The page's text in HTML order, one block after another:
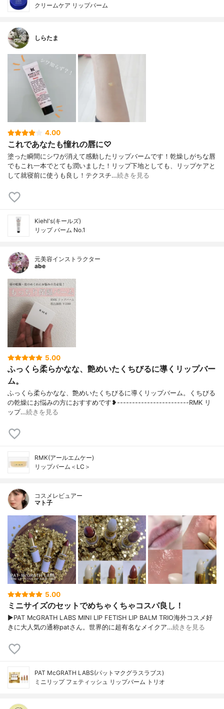
クリームケア リップバーム
しらたま
4.00
これであなたも憧れの唇に♡
塗った瞬間にシワが消えて感動したリップバームです！乾燥しがちな唇
でもこれ一本でとても潤いました！リップ下地としても、リップケアと
して就寝前に使うも良し！テクスチ…続きを見る
Kiehl's(キールズ)
リップ バーム No.1
元美容インストラクター
abe
5.00
ふっくら柔らかなな、艶めいたくちびるに導くリップバー
ム。
ふっくら柔らかなな、艶めいたくちびるに導くリップバーム。くちびる
の乾燥にお悩みの方におすすめです❥------------------------RMK リ
ップ…続きを見る
RMK(アールエムケー)
リップバーム＜LC＞
コスメレビュアー
マト子
5.00
ミニサイズのセットでめちゃくちゃコスパ良し！
▶︎PAT McGRATH LABS MINI LIP FETISH LIP BALM TRIO海外コスメ好
きに大人気の通称patさん。世界的に超有名なメイクア…続きを見る
PAT McGRATH LABS(パットマクグラスラブス)
ミニリップ フェティッシュ リップバーム トリオ